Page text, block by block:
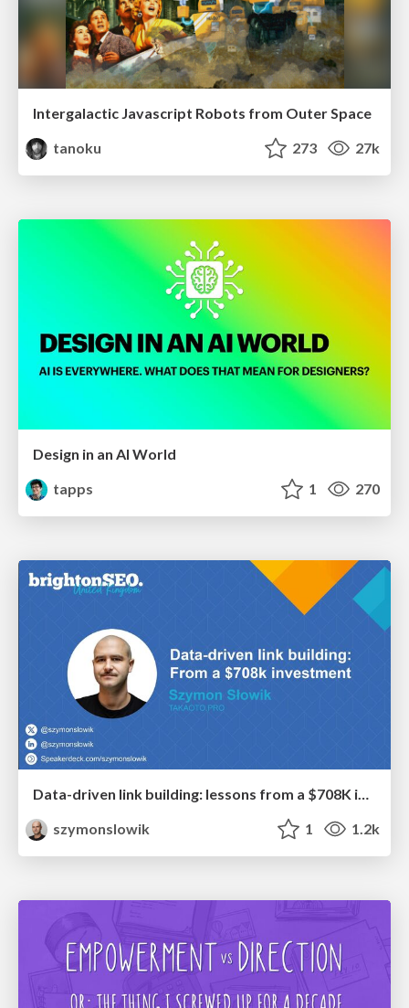
Intergalactic Javascript Robots from Outer Space
tanoku
273 27k
Design in an AI World
tapps
1 270
Data-driven link building: lessons from a $708K investment (BrightonSEO talk)
szymonslowik
1 1.2k